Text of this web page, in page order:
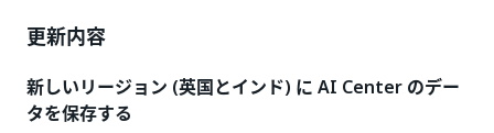
更新内容
新しいリージョン (英国とインド) に AI Center のデー
タを保存する